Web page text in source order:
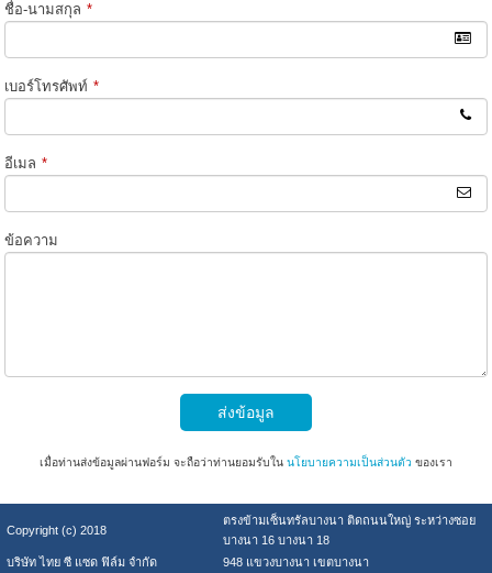
ชื่อ-นามสกุล *
เบอร์โทรศัพท์ *
อีเมล *
ข้อความ
ส่งข้อมูล
เมื่อท่านส่งข้อมูลผ่านฟอร์ม จะถือว่าท่านยอมรับใน นโยบายความเป็นส่วนตัว ของเรา
Copyright (c) 2018
ตรงข้ามเซ็นทรัลบางนา ติดถนนใหญ่ ระหว่างซอย
บางนา 16 บางนา 18
บริษัท ไทย ซี แซด ฟิล์ม จำกัด
948 แขวงบางนา เขตบางนา